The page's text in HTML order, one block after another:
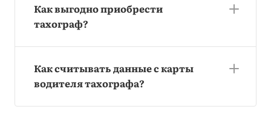
Как выгодно приобрести
тахограф?
Как считывать данные с карты
водителя тахографа?